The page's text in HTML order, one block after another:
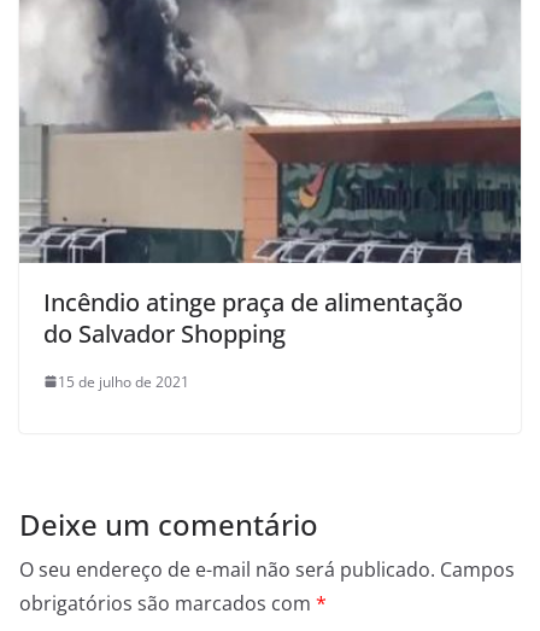
Incêndio atinge praça de alimentação
do Salvador Shopping
15 de julho de 2021
Deixe um comentário
O seu endereço de e-mail não será publicado. Campos
obrigatórios são marcados com *